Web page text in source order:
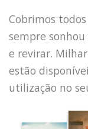
Cobrimos
sempre
e revirar.
estão
utilização no